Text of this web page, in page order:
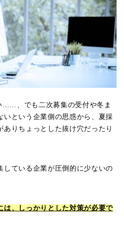
……、でも二次募集の受付や冬ま
いという企業側の思惑から、夏採
ありちょっとした抜け穴だったり
している企業が圧倒的に少ないの
は、しっかりとした対策が必要で